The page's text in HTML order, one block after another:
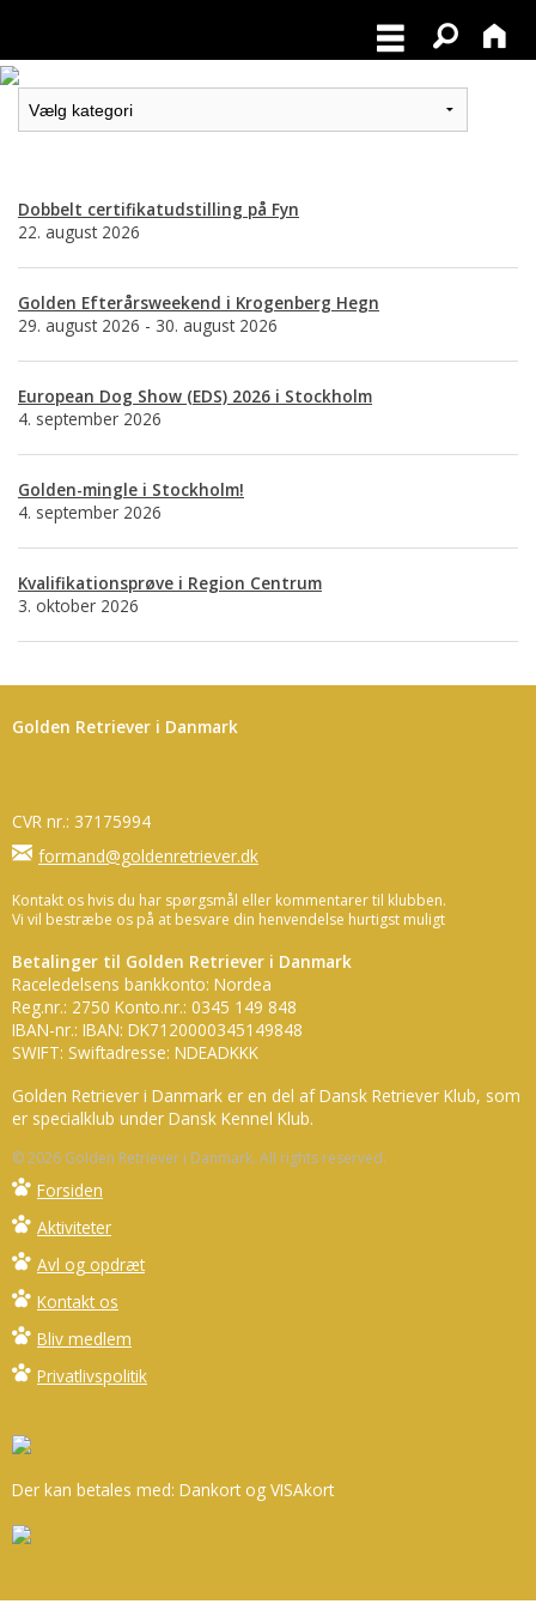
Dobbelt certifikatudstilling på Fyn
22. august 2026
Golden Efterårsweekend i Krogenberg Hegn
29. august 2026 - 30. august 2026
European Dog Show (EDS) 2026 i Stockholm
4. september 2026
Golden-mingle i Stockholm!
4. september 2026
Kvalifikationsprøve i Region Centrum
3. oktober 2026
Golden Retriever i Danmark
CVR nr.: 37175994
formand@goldenretriever.dk
Kontakt os hvis du har spørgsmål eller kommentarer til klubben.
Vi vil bestræbe os på at besvare din henvendelse hurtigst muligt
Betalinger til Golden Retriever i Danmark
Raceledelsens bankkonto: Nordea
Reg.nr.: 2750 Konto.nr.: 0345 149 848
IBAN-nr.: IBAN: DK7120000345149848
SWIFT: Swiftadresse: NDEADKKK
Golden Retriever i Danmark er en del af Dansk Retriever Klub, som
er specialklub under Dansk Kennel Klub.
© 2026 Golden Retriever i Danmark. All rights reserved.
Forsiden
Aktiviteter
Avl og opdræt
Kontakt os
Bliv medlem
Privatlivspolitik
Der kan betales med: Dankort og VISAkort